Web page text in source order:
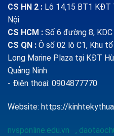
CS HN 2 : Lô 14,15 BT1 KĐT
Nội
CS HCM : Số 6 đường 8,
CS QN : Ô số 02 lô C1, Khu
Long Marine Plaza tại KĐT
Quảng Ninh
- Điện thoại: 0904877770
Website: https://
nvsponline.edu.vn ,